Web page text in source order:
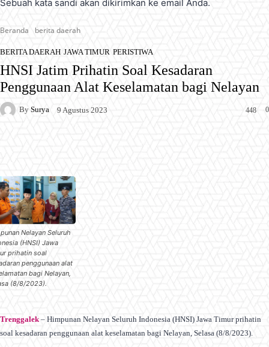
Sebuah kata sandi akan dikirimkan ke email Anda.
Beranda berita daerah
BERITA DAERAH JAWA TIMUR PERISTIWA
HNSI Jatim Prihatin Soal Kesadaran
Penggunaan Alat Keselamatan bagi Nelayan
By Surya 9 Agustus 2023 0
448
Nelayan Seluruh
(HNSI) Jawa
prihatin soal
penggunaan alat
bagi Nelayan,
(8/8/2023).
Trenggalek – Himpunan Nelayan Seluruh Indonesia (HNSI) Jawa Timur prihatin
soal kesadaran penggunaan alat keselamatan bagi Nelayan, Selasa (8/8/2023).